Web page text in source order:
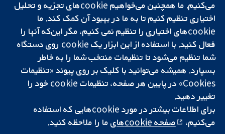
اعتماد.
تصمیم‌گیری آگاهانه.
سلامت بهتر.
W1G 0AN
بریتانیا
درباره ما
فرصت‌های
شغلی
Cochrane
Library
شبکه همکاری کاکرین، یک مؤسسه خیریه (شماره 1045921) و یک شرکت با
و ولز است. شماره ثبت مالیات بر ارزش افزوده: GB 718 2127 49.
کپی‌رایت © ۲۰۲۵ همکاری کاکرین
می‌کنیم. ما همچنین می‌خواهیم cookie‌های تجزیه و تحلیل
اختیاری تنظیم کنیم تا به ما در بهبود آن کمک کند. ما
cookie‌های اختیاری را تنظیم نمی کنیم، مگر این‌که آنها را
فعال کنید. با استفاده از این ابزار یک cookie‌ روی دستگاه
شما تنظیم می‌شود تا تنظیمات منتخب شما را به خاطر
بسپارد. همیشه می‌توانید با کلیک بر روی پیوند «تنظیمات
Cookies» در پایین هر صفحه، تنظیمات cookie‌ خود را
تغییر دهید.
برای اطلاعات بیشتر در مورد cookie‌هایی که استفاده
می‌کنیم،
صفحه cookie‌های ما را ملاحظه کنید.